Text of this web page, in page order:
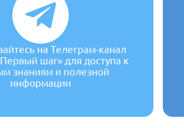
на Телеграм-канал
шаг» для доступа к
знаниям и полезной
информации